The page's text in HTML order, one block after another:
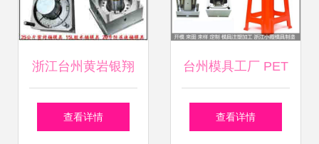
浙江台州黄岩银翔
模具厂 专注日用塑
查看详情
台州模具工厂 PET
塑料盘模具的专业
查看详情